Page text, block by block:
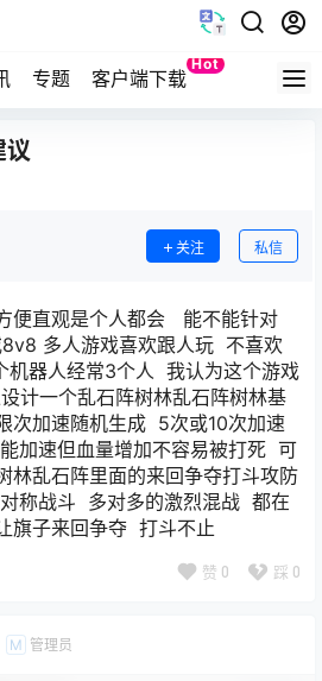
专题 客户端下载
Hot
Quest
议
关注 私信
便直观是个人都会 能不能针对
多人游戏喜欢跟人玩 不喜欢
器人经常3个人 我认为这个游戏
计一个乱石阵树林乱石阵树林基
次加速随机生成 5次或10次加速
加速但血量增加不容易被打死 可
林乱石阵里面的来回争夺打斗攻防
称战斗 多对多的激烈混战 都在
旗子来回争夺 打斗不止
赞 0 踩 0
M 管理员